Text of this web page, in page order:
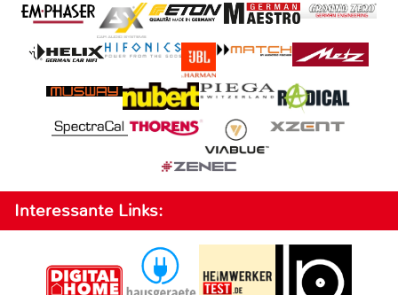
Interessante Links: